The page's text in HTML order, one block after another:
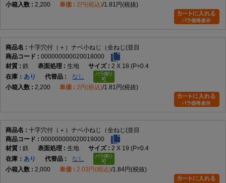
データに記載のない性能が必要な用途
規格について
小ねじにはJISやISOで規定されている形状がありますが、データには具体
的な規格番号の記載がありません。そのため特定規格への適合は断定でき
よくある質問（FAQ）
Q1. この商品は何ですか。
A1. 十字穴付きのなべ頭を採用した全ねじタイプの小ねじです。
2,200
2円(税込) 1.81円(税抜)
十字穴付（＋）ナベ小ねじ（全ねじ(並目
000000000020018000
鉄
生地
2 X 18 (P=0.4
在庫
あり
なし
2,200
2円(税込) 1.81円(税抜)
十字穴付（＋）ナベ小ねじ（全ねじ(並目
000000000020019000
鉄
生地
2 X 19 (P=0.4
在庫
あり
なし
2,000
2.03円(税込) 1.84円(税抜)